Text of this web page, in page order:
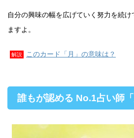
自分の興味の幅を広げていく努力を続
ますよ。
解説 このカード「月」の意味は？
誰もが認める No.1占い師「